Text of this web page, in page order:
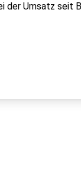
der Umsatz seit